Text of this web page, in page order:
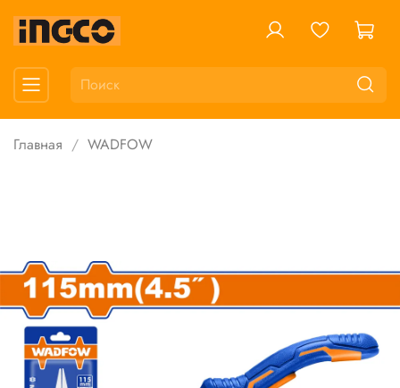
Главная WADFOW